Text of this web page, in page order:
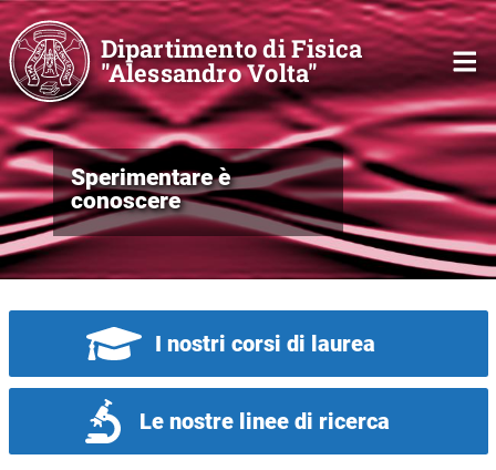
Salta al contenuto principale
Dipartimento di Fisica
"Alessandro Volta"
Sperimentare è
conoscere
I nostri corsi di laurea
Le nostre linee di ricerca